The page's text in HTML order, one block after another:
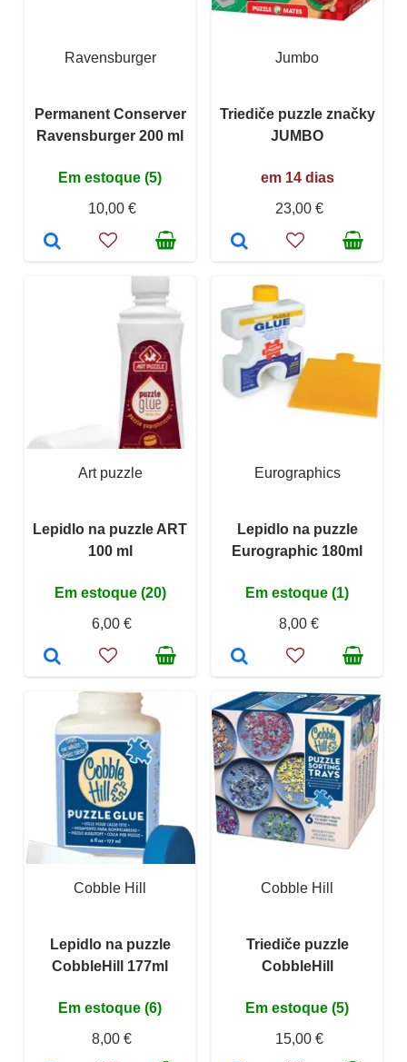
Ravensburger
Permanent Conserver
Ravensburger 200 ml
Em estoque (5)
10,00 €
Jumbo
Triediče puzzle značky
JUMBO
em 14 dias
23,00 €
Art puzzle
Lepidlo na puzzle ART
100 ml
Em estoque (20)
6,00 €
Eurographics
Lepidlo na puzzle
Eurographic 180ml
Em estoque (1)
8,00 €
Cobble Hill
Lepidlo na puzzle
CobbleHill 177ml
Em estoque (6)
8,00 €
Cobble Hill
Triediče puzzle
CobbleHill
Em estoque (5)
15,00 €